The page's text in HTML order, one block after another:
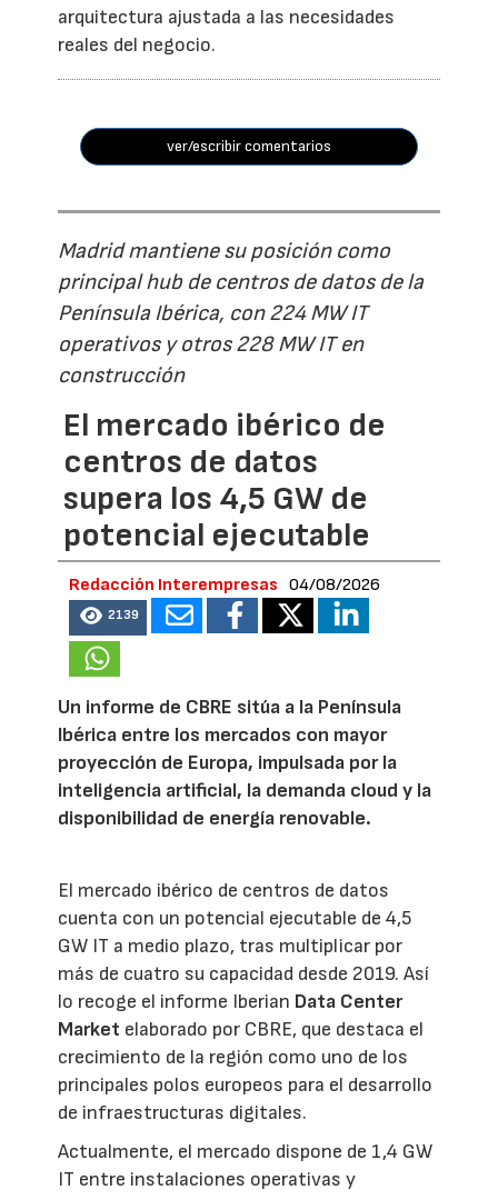
arquitectura ajustada a las necesidades
reales del negocio.
ver/escribir comentarios
Madrid mantiene su posición como
principal hub de centros de datos de la
Península Ibérica, con 224 MW IT
operativos y otros 228 MW IT en
construcción
El mercado ibérico de
centros de datos
supera los 4,5 GW de
potencial ejecutable
Redacción Interempresas 04/08/2026
2139
Un informe de CBRE sitúa a la Península
Ibérica entre los mercados con mayor
proyección de Europa, impulsada por la
inteligencia artificial, la demanda cloud y la
disponibilidad de energía renovable.
El mercado ibérico de centros de datos
cuenta con un potencial ejecutable de 4,5
GW IT a medio plazo, tras multiplicar por
más de cuatro su capacidad desde 2019. Así
lo recoge el informe Iberian Data Center
Market elaborado por CBRE, que destaca el
crecimiento de la región como uno de los
principales polos europeos para el desarrollo
de infraestructuras digitales.
Actualmente, el mercado dispone de 1,4 GW
IT entre instalaciones operativas y